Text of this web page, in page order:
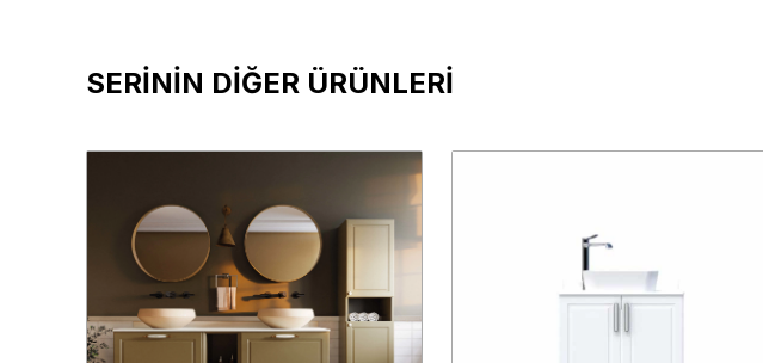
SERİNİN DİĞER ÜRÜNLERİ